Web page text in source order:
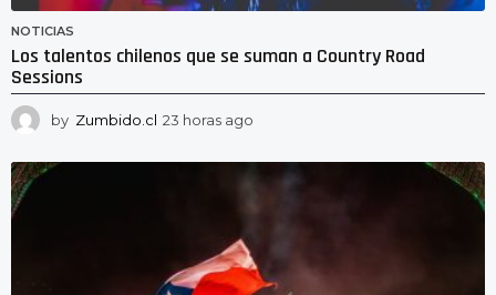
NOTICIAS
Los talentos chilenos que se suman a Country Road
Sessions
by Zumbido.cl 23 horas ago
h
o
a
g